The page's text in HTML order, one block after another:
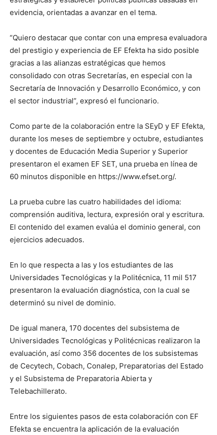
evidencia, orientadas a avanzar en el tema.
“Quiero destacar que contar con una empresa evaluadora
del prestigio y experiencia de EF Efekta ha sido posible
gracias a las alianzas estratégicas que hemos
consolidado con otras Secretarías, en especial con la
Secretaría de Innovación y Desarrollo Económico, y con
el sector industrial”, expresó el funcionario.
Como parte de la colaboración entre la SEyD y EF Efekta,
durante los meses de septiembre y octubre, estudiantes
y docentes de Educación Media Superior y Superior
presentaron el examen EF SET, una prueba en línea de
60 minutos disponible en https://www.efset.org/.
La prueba cubre las cuatro habilidades del idioma:
comprensión auditiva, lectura, expresión oral y escritura.
El contenido del examen evalúa el dominio general, con
ejercicios adecuados.
En lo que respecta a las y los estudiantes de las
Universidades Tecnológicas y la Politécnica, 11 mil 517
presentaron la evaluación diagnóstica, con la cual se
determinó su nivel de dominio.
De igual manera, 170 docentes del subsistema de
Universidades Tecnológicas y Politécnicas realizaron la
evaluación, así como 356 docentes de los subsistemas
de Cecytech, Cobach, Conalep, Preparatorias del Estado
y el Subsistema de Preparatoria Abierta y
Telebachillerato.
Entre los siguientes pasos de esta colaboración con EF
Efekta se encuentra la aplicación de la evaluación